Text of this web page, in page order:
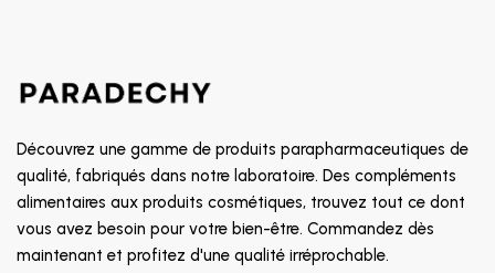
Découvrez une gamme de produits parapharmaceutiques de
qualité, fabriqués dans notre laboratoire. Des compléments
alimentaires aux produits cosmétiques, trouvez tout ce dont
vous avez besoin pour votre bien-être. Commandez dès
maintenant et profitez d'une qualité irréprochable.